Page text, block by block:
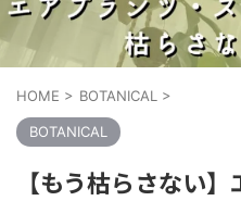
HOME > BOTANICAL >
BOTANICAL
【もう枯らさない